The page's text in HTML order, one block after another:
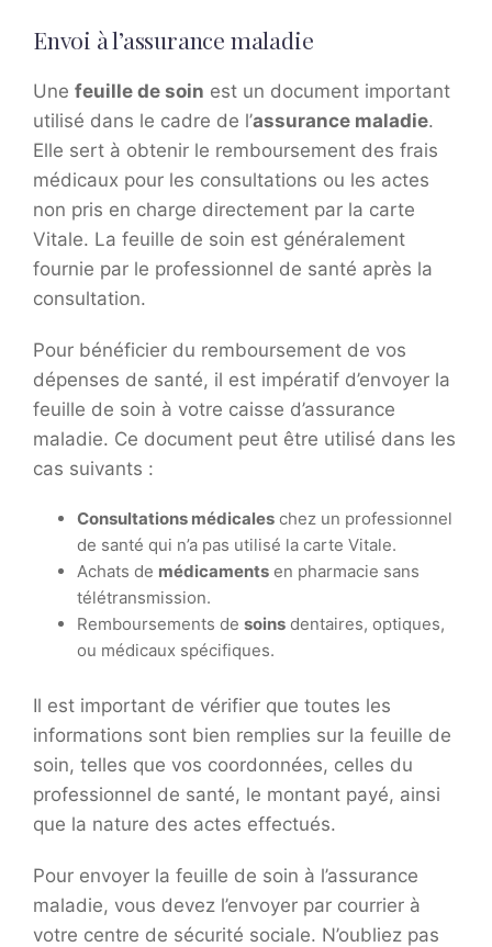
Envoi à l’assurance maladie
Une feuille de soin est un document important
utilisé dans le cadre de l’assurance maladie.
Elle sert à obtenir le remboursement des frais
médicaux pour les consultations ou les actes
non pris en charge directement par la carte
Vitale. La feuille de soin est généralement
fournie par le professionnel de santé après la
consultation.
Pour bénéficier du remboursement de vos
dépenses de santé, il est impératif d’envoyer la
feuille de soin à votre caisse d’assurance
maladie. Ce document peut être utilisé dans les
cas suivants :
Consultations médicales chez un professionnel
de santé qui n’a pas utilisé la carte Vitale.
Achats de médicaments en pharmacie sans
télétransmission.
Remboursements de soins dentaires, optiques,
ou médicaux spécifiques.
Il est important de vérifier que toutes les
informations sont bien remplies sur la feuille de
soin, telles que vos coordonnées, celles du
professionnel de santé, le montant payé, ainsi
que la nature des actes effectués.
Pour envoyer la feuille de soin à l’assurance
maladie, vous devez l’envoyer par courrier à
votre centre de sécurité sociale. N’oubliez pas